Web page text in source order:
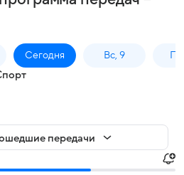
Сегодня Вс, 9
передачи